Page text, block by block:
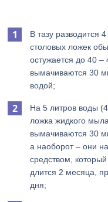
В тазу разводится
столовых ложек
остужается до 40 –
вымачиваются 30
водой;
На 5 литров воды
ложка жидкого
вымачиваются 30
а наоборот – они
средством,
длится 2 месяца,
дня;